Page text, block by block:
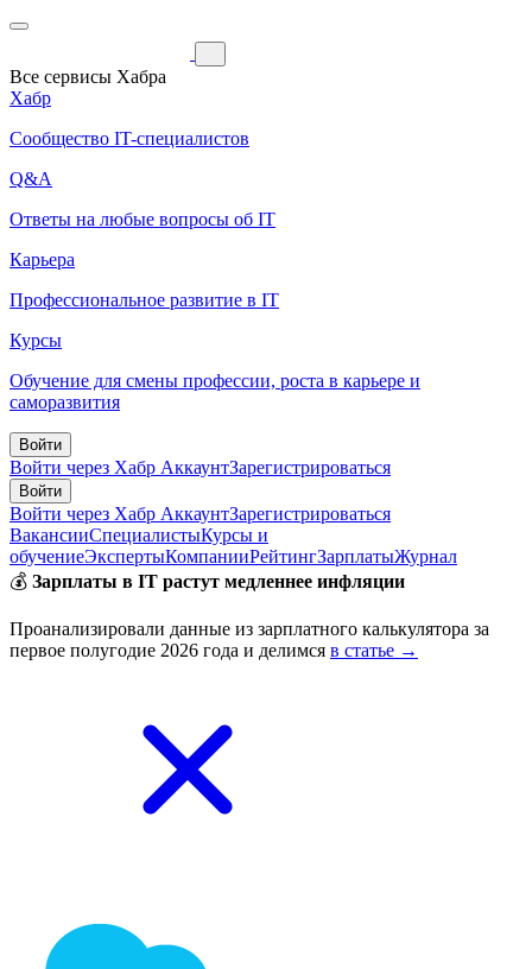
Все сервисы Хабра
Хабр
Сообщество IT-специалистов
Q&A
Ответы на любые вопросы об IT
Карьера
Профессиональное развитие в IT
Курсы
Обучение для смены профессии, роста в карьере и
саморазвития
Войти
Войти через Хабр АккаунтЗарегистрироваться
Войти
Войти через Хабр АккаунтЗарегистрироваться
ВакансииСпециалистыКурсы и
обучениеЭкспертыКомпанииРейтингЗарплатыЖурнал
💰 Зарплаты в IT растут медленнее инфляции
Проанализировали данные из зарплатного калькулятора за
первое полугодие 2026 года и делимся в статье →